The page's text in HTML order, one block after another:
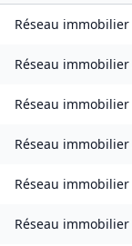
Réseau immobilier
Réseau immobilier
Réseau immobilier
Réseau immobilier
Réseau immobilier
Réseau immobilier